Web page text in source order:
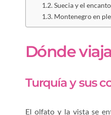
Suecia y el
Montenegro en
Dónde
Turquía y sus
El olfato y la vista se